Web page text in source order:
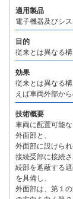
適用製品
電子機器及びシ
目的
従来とは異なる
効果
従来とは異なる
えば車両外部か
技術概要
車両に配置可能な
外面部と、
外面部に設けら
接続受部に接続
続部を遮蔽する遮
を具備し、
外面部は、第１